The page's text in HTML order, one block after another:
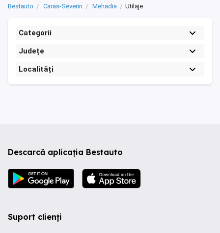
Bestauto Caras-Severin Mehadia Utilaje
Categorii
Județe
Localități
Descarcă aplicația Bestauto
Suport clienți